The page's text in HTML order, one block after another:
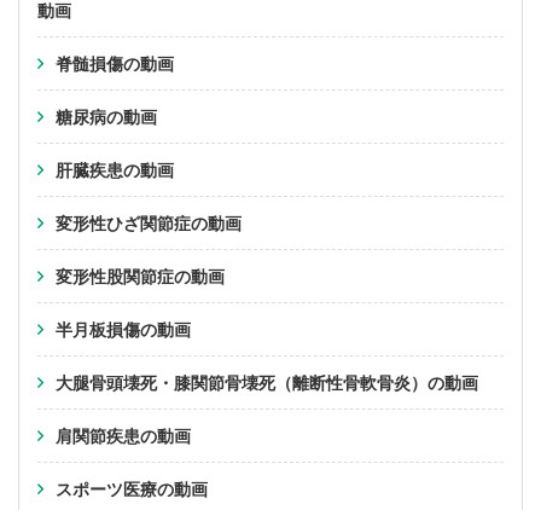
動画
脊髄損傷の動画
糖尿病の動画
肝臓疾患の動画
変形性ひざ関節症の動画
変形性股関節症の動画
半月板損傷の動画
大腿骨頭壊死・膝関節骨壊死（離断性骨軟骨炎）の動画
肩関節疾患の動画
スポーツ医療の動画